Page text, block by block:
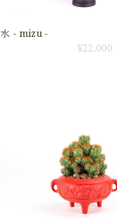
水 - mizu -
¥22,000